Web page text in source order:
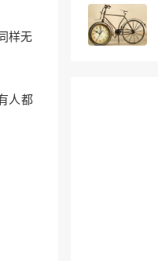
样无
人都